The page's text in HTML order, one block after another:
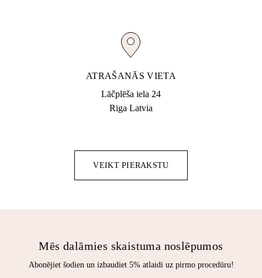
ATRAŠANĀS VIETA
Lāčplēša iela 24
Riga Latvia
VEIKT PIERAKSTU
Mēs dalāmies skaistuma noslēpumos
Abonējiet šodien un izbaudiet 5% atlaidi uz pirmo procedūru!